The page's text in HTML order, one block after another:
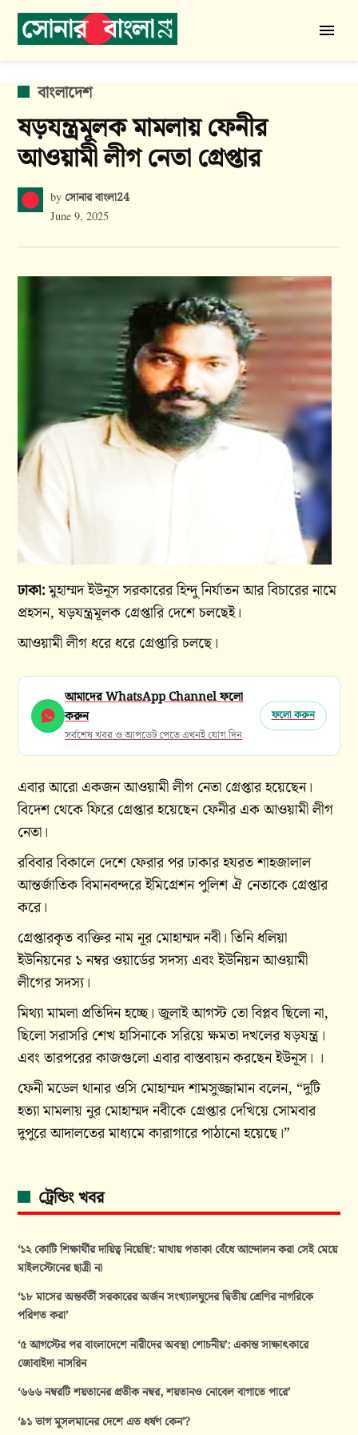
Skip
বাংলা
24
POSTED
বাংলাদেশ
ষড়যন্ত্রমূলক মামলায় ফেনীর
আওয়ামী লীগ নেতা গ্রেপ্তার
by সোনার বাংলা24
June 9, 2025
ঢাকা:মুহাম্মদ ইউনূস সরকারের হিন্দু নির্যাতন আর বিচারের নামে
প্রহসন, ষড়যন্ত্রমূলক গ্রেপ্তারি দেশে চলছেই।
আওয়ামী লীগ ধরে ধরে গ্রেপ্তারি চলছে।
আমাদের WhatsApp Channel ফলো
করুন
সর্বশেষ খবর ও আপডেট পেতে এখনই যোগ দিন
ফলো করুন
এবার আরো একজন আওয়ামী লীগ নেতা গ্রেপ্তার হয়েছেন।
বিদেশ থেকে ফিরে গ্রেপ্তার হয়েছেন ফেনীর এক আওয়ামী লীগ
নেতা।
রবিবার বিকালে দেশে ফেরার পর ঢাকার হযরত শাহজালাল
আন্তর্জাতিক বিমানবন্দরে ইমিগ্রেশন পুলিশ ঐ নেতাকে গ্রেপ্তার
করে।
গ্রেপ্তারকৃত ব্যক্তির নাম নূর মোহাম্মদ নবী। তিনি ধলিয়া
ইউনিয়নের ১ নম্বর ওয়ার্ডের সদস্য এবং ইউনিয়ন আওয়ামী
লীগের সদস্য।
মিথ্যা মামলা প্রতিদিন হচ্ছে। জুলাই আগস্ট তো বিপ্লব ছিলো না,
ছিলো সরাসরি শেখ হাসিনাকে সরিয়ে ক্ষমতা দখলের ষড়যন্ত্র।
এবং তারপরের কাজগুলো এবার বাস্তবায়ন করছেন ইউনূস। ।
ফেনী মডেল থানার ওসি মোহাম্মদ শামসুজ্জামান বলেন, “দুটি
হত্যা মামলায় নুর মোহাম্মদ নবীকে গ্রেপ্তার দেখিয়ে সোমবার
দুপুরে আদালতের মাধ্যমে কারাগারে পাঠানো হয়েছে।”
ট্রেন্ডিং খবর
‘১২ কোটি শিক্ষার্থীর দায়িত্ব নিয়েছি’: মাথায় পতাকা বেঁধে আন্দোলন করা সেই মেয়ে
মাইলস্টোনের ছাত্রী না
‘১৮ মাসের অন্তর্বর্তী সরকারের অর্জন সংখ্যালঘুদের দ্বিতীয় শ্রেণির নাগরিকে
পরিণত করা’
‘৫ আগস্টের পর বাংলাদেশে নারীদের অবস্থা শোচনীয়’: একান্ত সাক্ষাৎকারে
জোবাইদা নাসরিন
‘৬৬৬ নম্বরটি শয়তানের প্রতীক নম্বর, শয়তানও নোবেল বাগাতে পারে’
‘৯১ ভাগ মুসলমানের দেশে এত ধর্ষণ কেন’?